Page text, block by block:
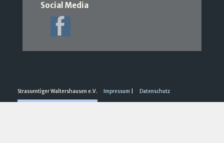
Social Media
Strassentiger Waltershausen e.V. Impressum Datenschutz